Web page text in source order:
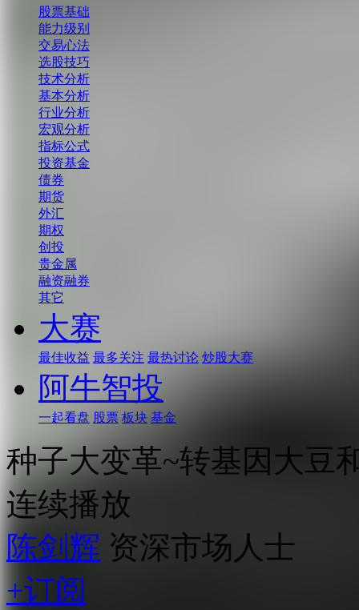
股票基础
能力级别
交易心法
选股技巧
技术分析
基本分析
行业分析
宏观分析
指标公式
投资基金
债券
期货
外汇
期权
创投
贵金属
融资融券
其它
大赛
最佳收益 最多关注 最热讨论 炒股大赛
阿牛智投
一起看盘 股票 板块 基金
种子大变革~转基因大豆
连续播放
陈剑辉 资深市场人士
+订阅